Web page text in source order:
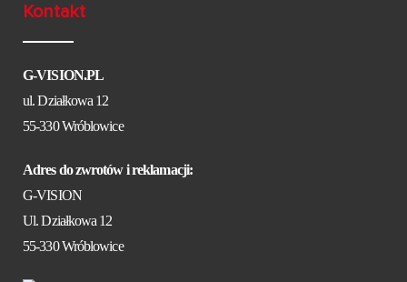
Kontakt
G-VISION.PL
ul. Działkowa 12
55-330 Wróblowice
Adres do zwrotów i reklamacji:
G-VISION
Ul. Działkowa 12
55-330 Wróblowice